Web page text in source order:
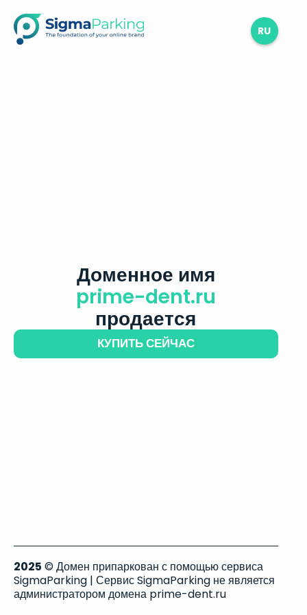
RU
Доменное имя
prime-dent.ru
продается
КУПИТЬ СЕЙЧАС
2025 © Домен припаркован с помощью сервиса
SigmaParking | Сервис SigmaParking не является
администратором домена prime-dent.ru